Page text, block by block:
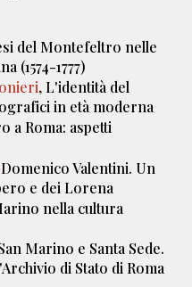
del Montefeltro nelle
(1574-1777)
, L'identità del
in età moderna
a Roma: aspetti
Valentini. Un
e dei Lorena
nella cultura
Marino e Santa Sede.
di Stato di Roma